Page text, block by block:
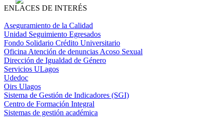
ENLACES DE INTERÉS
Aseguramiento de la Calidad
Unidad Seguimiento Egresados
Fondo Solidario Crédito Universitario
Oficina Atención de denuncias Acoso Sexual
Dirección de Igualdad de Género
Servicios ULagos
Udedoc
Oirs Ulagos
Sistema de Gestión de Indicadores (SGI)
Centro de Formación Integral
Sistemas de gestión académica